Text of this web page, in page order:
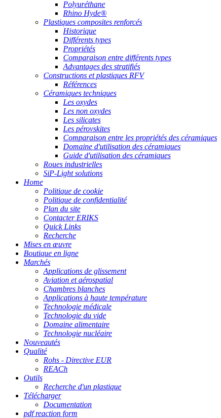
Polyuréthane
Rhino Hyde®
Plastiques composites renforcés
Historique
Différents types
Propriétés
Comparaison entre différents types
Advantages des stratifiés
Constructions et plastiques RFV
Références
Céramiques techniques
Les oxydes
Les non oxydes
Les silicates
Les pérovskites
Comparaison entre les propriétés des céramiques
Domaine d'utilisation des céramiques
Guide d'utilisation des céramiques
Roues industrielles
SiP-Light solutions
Home
Politique de cookie
Politique de confidentialité
Plan du site
Contacter ERIKS
Quick Links
Recherche
Mises en œuvre
Boutique en ligne
Marchés
Applications de glissement
Aviation et aérospatial
Chambres blanches
Applications à haute température
Technologie médicale
Technologie du vide
Domaine alimentaire
Technologie nucléaire
Nouveautés
Qualité
Rohs - Directive EUR
REACh
Outils
Recherche d'un plastique
Télécharger
Documentation
pdf reaction form